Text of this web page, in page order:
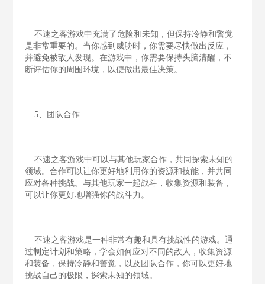
不速之客游戏中充满了危险和未知，但保持冷静和警觉
是非常重要的。当你感到威胁时，你需要尽快做出反应，
并避免被敌人发现。在游戏中，你需要保持头脑清醒，不
断评估你的周围环境，以便做出最佳决策。
5、团队合作
不速之客游戏中可以与其他玩家合作，共同探索未知的
领域。合作可以让你更好地利用你的资源和技能，并共同
应对各种挑战。与其他玩家一起战斗，收集资源和装备，
可以让你更好地增强你的战斗力。
不速之客游戏是一种非常有趣和具有挑战性的游戏。通
过制定计划和策略，学会如何应对不同的敌人，收集资源
和装备，保持冷静和警觉，以及团队合作，你可以更好地
挑战自己的极限，探索未知的领域。